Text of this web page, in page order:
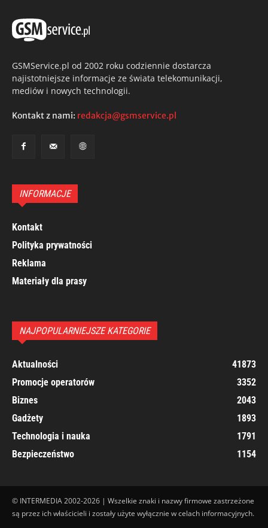
GSMService.pl od 2002 roku codziennie dostarcza
najistotniejsze informacje ze świata telekomunikacji,
mediów i nowych technologii.
Kontakt z nami: redakcja@gsmservice.pl
INFORMACJE
Kontakt
Polityka prywatności
Reklama
Materiały dla prasy
NAJPOPULARNIEJSZE KATEGORIE
Aktualności
41873
Promocje operatorów
3352
Biznes
2043
Gadżety
1893
Technologia i nauka
1791
Bezpieczeństwo
1154
© INTERMEDIA 2002-2026 | Wszelkie znaki i nazwy firmowe zastrzeżone
są przez ich właścicieli i zostały użyte wyłącznie w celach informacyjnych.